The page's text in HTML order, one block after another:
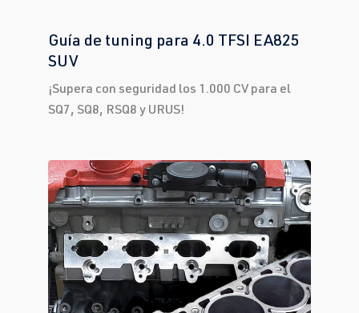
Guía de tuning para 4.0 TFSI EA825
SUV
¡Supera con seguridad los 1.000 CV para el
SQ7, SQ8, RSQ8 y URUS!